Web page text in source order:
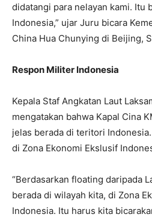
didatangi para nelayan kami. Itu
Indonesia,” ujar Juru bicara
China Hua Chunying di Beijing,
Respon Militer Indonesia
Kepala Staf Angkatan Laut
mengatakan bahwa Kapal Cina
jelas berada di teritori
di Zona Ekonomi Ekslusif
“Berdasarkan floating daripada
berada di wilayah kita, di Zona
Indonesia. Itu harus kita